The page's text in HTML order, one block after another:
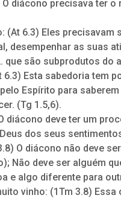
diácono precisava ter
(At 6.3) Eles
desempenhar as suas
são subprodutos do
6.3) Esta sabedoria tem
Espírito para
(Tg 1.5,6).
diácono deve ter um
dos seus
O diácono não deve
Não deve ser alguém
e algo diferente para
vinho: (1Tm 3.8)